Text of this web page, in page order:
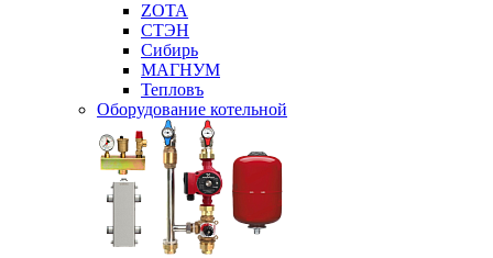
ZOTA
СТЭН
Сибирь
МАГНУМ
Тепловъ
Оборудование котельной